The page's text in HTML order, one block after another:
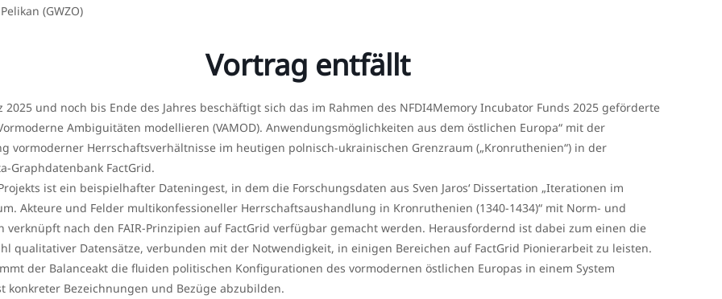
(GWZO)
Vortrag entfällt
2025 und noch bis Ende des Jahres beschäftigt sich das im Rahmen des NFDI4Memory Incubator Funds 2025 geförderte
Ambiguitäten modellieren (VAMOD). Anwendungsmöglichkeiten aus dem östlichen Europa“ mit der
vormoderner Herrschaftsverhältnisse im heutigen polnisch-ukrainischen Grenzraum („Kronruthenien“) in der
Graphdatenbank FactGrid.
ist ein beispielhafter Dateningest, in dem die Forschungsdaten aus Sven Jaros‘ Dissertation „Iterationen im
Akteure und Felder multikonfessioneller Herrschaftsaushandlung in Kronruthenien (1340-1434)“ mit Norm- und
verknüpft nach den FAIR-Prinzipien auf FactGrid verfügbar gemacht werden. Herausfordernd ist dabei zum einen die
qualitativer Datensätze, verbunden mit der Notwendigkeit, in einigen Bereichen auf FactGrid Pionierarbeit zu leisten.
der Balanceakt die fluiden politischen Konfigurationen des vormodernen östlichen Europas in einem System
konkreter Bezeichnungen und Bezüge abzubilden.